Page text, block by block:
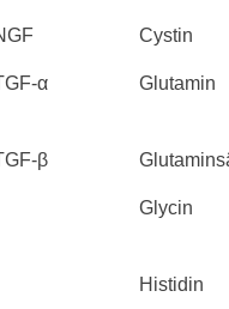
Cystin
α Glutamin
β
Glycin
Histidin